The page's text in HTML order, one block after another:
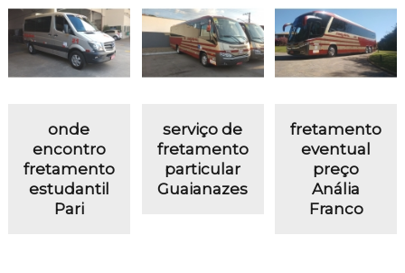
onde
encontro
fretamento
estudantil
Pari
serviço de
fretamento
particular
Guaianazes
fretamento
eventual
preço
Anália
Franco